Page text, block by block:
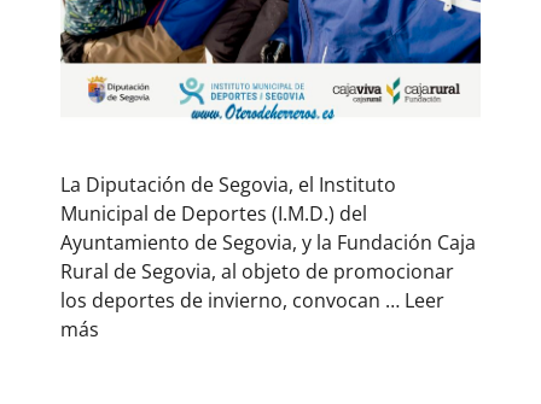
La Diputación de Segovia, el Instituto
Municipal de Deportes (I.M.D.) del
Ayuntamiento de Segovia, y la Fundación Caja
Rural de Segovia, al objeto de promocionar
los deportes de invierno, convocan … Leer
más